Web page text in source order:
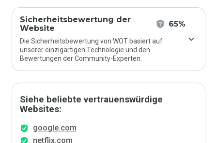
Sicherheitsbewertung der
Website
65%
Die Sicherheitsbewertung von WOT basiert auf
unserer einzigartigen Technologie und den
Bewertungen der Community-Experten.
Siehe beliebte vertrauenswürdige
Websites:
google.com
netflix.com